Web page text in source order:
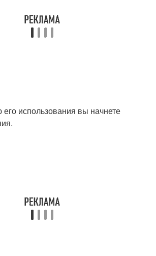
использования вы начнете